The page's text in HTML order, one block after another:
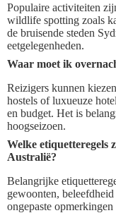
Populaire activiteiten
wildlife spotting zoals
de bruisende steden
eetgelegenheden.
Waar moet ik
Reizigers kunnen
hostels of luxueuze
en budget. Het is
hoogseizoen.
Welke etiquetteregels
Australië?
Belangrijke
gewoonten,
ongepaste